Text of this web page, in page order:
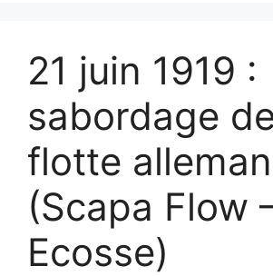
21 juin 1919 :
sabordage
flotte
(Scapa Flow
Ecosse)